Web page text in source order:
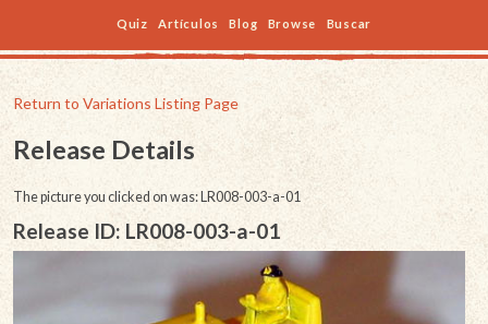
Quiz Artículos Blog Browse Buscar
Return to Variations Listing Page
Release Details
The picture you clicked on was: LR008-003-a-01
Release ID: LR008-003-a-01